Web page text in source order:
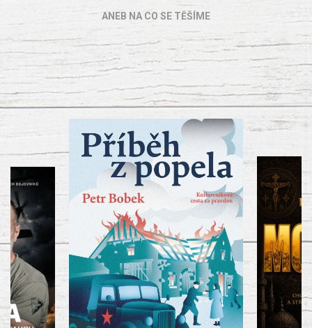
ANEB NA CO SE TĚŠÍME